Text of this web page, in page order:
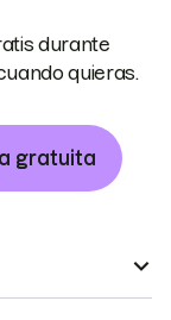
durante
quieras.
gratuita